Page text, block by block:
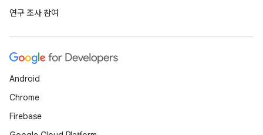
연구 조사 참여
Android
Chrome
Firebase